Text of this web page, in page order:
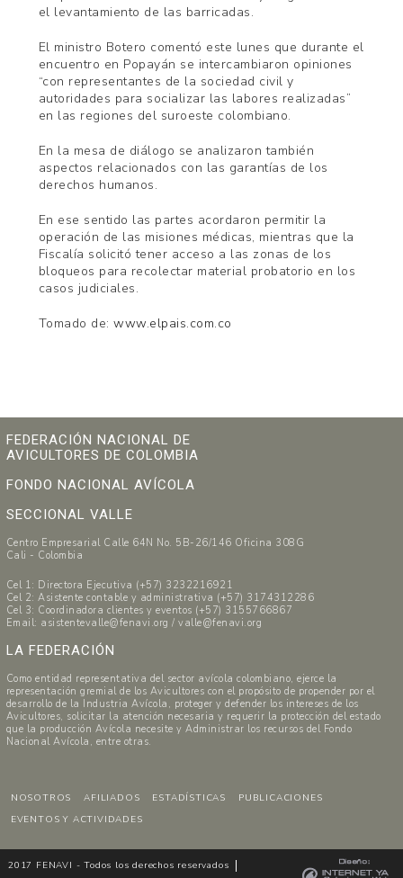
el levantamiento de las barricadas.
El ministro Botero comentó este lunes que durante el
encuentro en Popayán se intercambiaron opiniones
“con representantes de la sociedad civil y
autoridades para socializar las labores realizadas”
en las regiones del suroeste colombiano.
En la mesa de diálogo se analizaron también
aspectos relacionados con las garantías de los
derechos humanos.
En ese sentido las partes acordaron permitir la
operación de las misiones médicas, mientras que la
Fiscalía solicitó tener acceso a las zonas de los
bloqueos para recolectar material probatorio en los
casos judiciales.
Tomado de:www.elpais.com.co
FEDERACIÓN NACIONAL DE
AVICULTORES DE COLOMBIA
FONDO NACIONAL AVÍCOLA
SECCIONAL VALLE
Centro Empresarial Calle 64N No. 5B-26/146 Oficina 308G
Cali - Colombia
Cel 1: Directora Ejecutiva (+57) 3232216921
Cel 2: Asistente contable y administrativa (+57) 3174312286
Cel 3: Coordinadora clientes y eventos (+57) 3155766867
Email: asistentevalle@fenavi.org / valle@fenavi.org
LA FEDERACIÓN
Como entidad representativa del sector avícola colombiano, ejerce la
representación gremial de los Avicultores con el propósito de propender por el
desarrollo de la Industria Avícola, proteger y defender los intereses de los
Avicultores, solicitar la atención necesaria y requerir la protección del estado
que la producción Avícola necesite y Administrar los recursos del Fondo
Nacional Avícola, entre otras.
NOSOTROS AFILIADOS ESTADÍSTICAS
PUBLICACIONES
EVENTOS Y ACTIVIDADES
2017 FENAVI - Todos los derechos reservados